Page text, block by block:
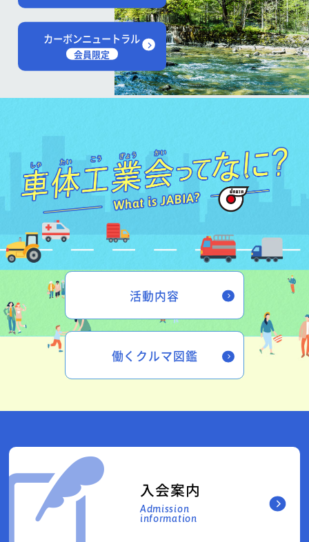
カーボンニュートラル
会員限定
活動内容
働くクルマ図鑑
入会案内
Admission
information